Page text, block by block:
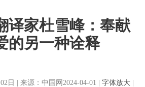
译家杜雪峰：奉献
的另一种诠释
日 | 来源：中国网2024-04-01 | 字体放大|